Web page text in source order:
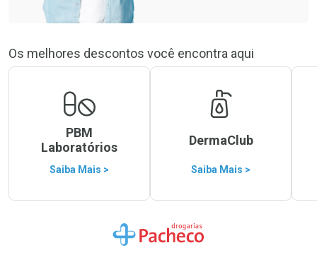
Os melhores descontos você encontra aqui
PBM
Laboratórios
Saiba Mais >
DermaClub
Saiba Mais >
Ir para a Home